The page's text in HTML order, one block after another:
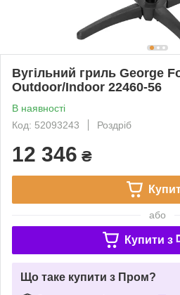
Вугільний гриль George
Outdoor/Indoor 22460-56
В наявності
Код: 52093243
Роздріб
12 346 ₴
або
Купити з
Що таке купити з Пром?